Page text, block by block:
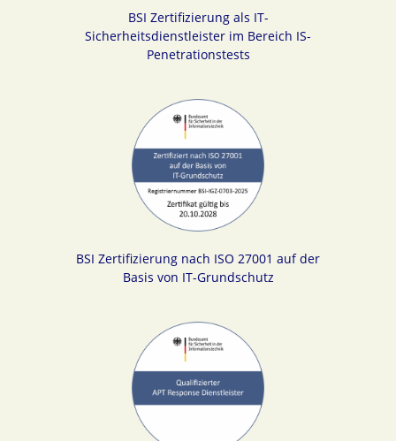
BSI Zertifizierung als IT-
Sicherheitsdienstleister im Bereich IS-
Penetrationstests
BSI Zertifizierung nach ISO 27001 auf der
Basis von IT-Grundschutz